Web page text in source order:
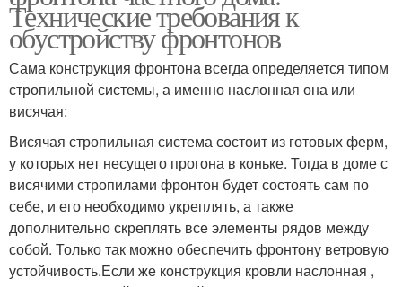
Технические требования к
обустройству фронтонов
Сама конструкция фронтона всегда определяется типом
стропильной системы, а именно наслонная она или
висячая:
Висячая стропильная система состоит из готовых ферм,
у которых нет несущего прогона в коньке. Тогда в доме с
висячими стропилами фронтон будет состоять сам по
себе, и его необходимо укреплять, а также
дополнительно скреплять все элементы рядов между
собой. Только так можно обеспечить фронтону ветровую
устойчивость.Если же конструкция кровли наслонная ,